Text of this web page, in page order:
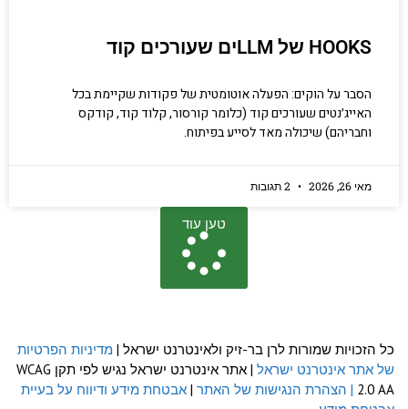
HOOKS של LLMים שעורכים קוד
הסבר על הוקים: הפעלה אוטומטית של פקודות שקיימת בכל
האייג׳נטים שעורכים קוד (כלומר קורסור, קלוד קוד, קודקס
וחבריהם) שיכולה מאד לסייע בפיתוח.
מאי 26, 2026
טען עוד
כל הזכויות שמורות לרן בר-זיק ולאינטרנט ישראל | מדיניות הפרטיות
של אתר אינטרנט ישראל
| אתר אינטרנט ישראל נגיש לפי תקן WCAG
2.0 AA | הצהרת הנגישות של האתר | אבטחת מידע ודיווח על בעיית